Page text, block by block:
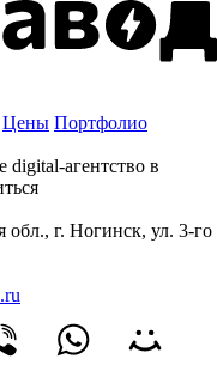
Цены Портфолио
агентство в
обл., г. Ногинск, ул. 3-го